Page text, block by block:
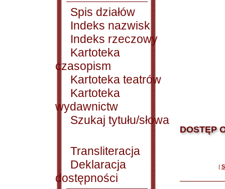
Spis działów
Indeks nazwisk
Indeks rzeczowy
Kartoteka
czasopism
Kartoteka teatrów
Kartoteka
wydawnictw
Szukaj tytułu/słowa
Transliteracja
Deklaracja
dostępności
DOSTĘP
|